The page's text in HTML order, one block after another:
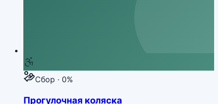
Сбор · 0%
Прогулочная коляска